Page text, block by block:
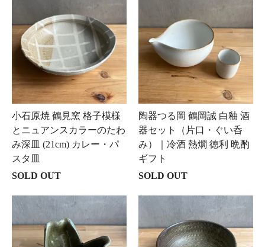
小石原焼 鶴見窯 格子模様
とニュアンスカラーのたわ
み深皿 (21cm) カレー・パ
スタ皿
SOLD OUT
陶器つる岡 鶴岡誠 白釉 酒
器セット（片口・ぐい呑
み）｜冷酒 熱燗 徳利 晩酌
ギフト
SOLD OUT